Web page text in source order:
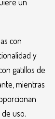
con
y
gatillos de
mientras
uso.